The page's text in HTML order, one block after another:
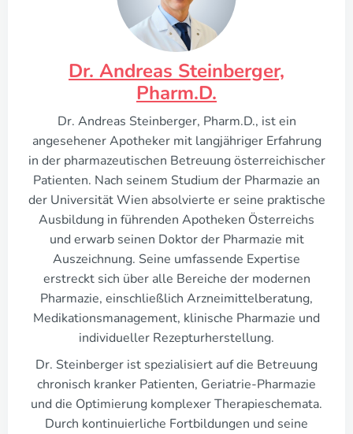
Dr. Andreas Steinberger,
Pharm.D.
Dr. Andreas Steinberger, Pharm.D., ist ein
angesehener Apotheker mit langjähriger Erfahrung
in der pharmazeutischen Betreuung österreichischer
Patienten. Nach seinem Studium der Pharmazie an
der Universität Wien absolvierte er seine praktische
Ausbildung in führenden Apotheken Österreichs
und erwarb seinen Doktor der Pharmazie mit
Auszeichnung. Seine umfassende Expertise
erstreckt sich über alle Bereiche der modernen
Pharmazie, einschließlich Arzneimittelberatung,
Medikationsmanagement, klinische Pharmazie und
individueller Rezepturherstellung.
Dr. Steinberger ist spezialisiert auf die Betreuung
chronisch kranker Patienten, Geriatrie-Pharmazie
und die Optimierung komplexer Therapieschemata.
Durch kontinuierliche Fortbildungen und seine